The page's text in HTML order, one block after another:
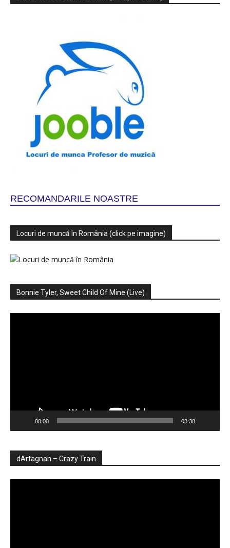
RECOMANDARILE NOASTRE
Locuri de muncă în România (click pe imagine)
Bonnie Tyler, Sweet Child Of Mine (Live)
00:00 03:38
dArtagnan – Crazy Train